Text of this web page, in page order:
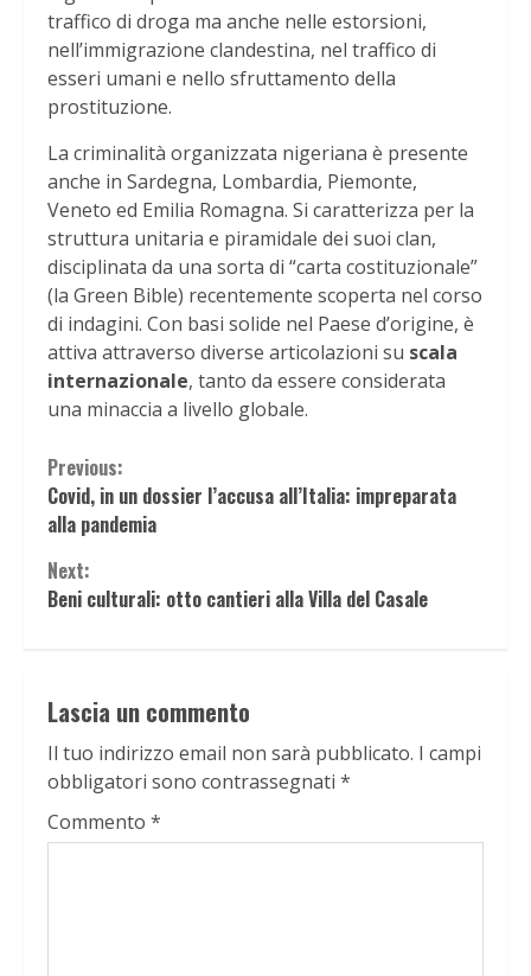
traffico di droga ma anche nelle estorsioni,
nell’immigrazione clandestina, nel traffico di
esseri umani e nello sfruttamento della
prostituzione.
La criminalità organizzata nigeriana è presente
anche in Sardegna, Lombardia, Piemonte,
Veneto ed Emilia Romagna. Si caratterizza per la
struttura unitaria e piramidale dei suoi clan,
disciplinata da una sorta di “carta costituzionale”
(la Green Bible) recentemente scoperta nel corso
di indagini. Con basi solide nel Paese d’origine, è
attiva attraverso diverse articolazioni su scala
internazionale, tanto da essere considerata
una minaccia a livello globale.
Continue
Reading
Previous:
Covid, in un dossier l’accusa all’Italia: impreparata
alla pandemia
Next:
Beni culturali: otto cantieri alla Villa del Casale
Lascia un commento
Il tuo indirizzo email non sarà pubblicato. I campi
obbligatori sono contrassegnati *
Commento *